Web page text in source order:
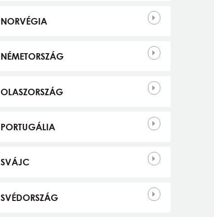
NORVÉGIA
NÉMETORSZÁG
OLASZORSZÁG
PORTUGÁLIA
SVÁJC
SVÉDORSZÁG